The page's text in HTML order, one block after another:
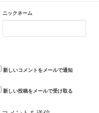
ニックネーム
新しいコメントをメールで通知
新しい投稿をメールで受け取る